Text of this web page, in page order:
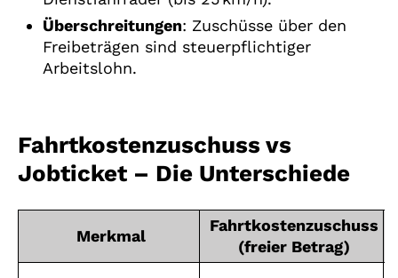
Überschreitungen: Zuschüsse über den
Freibeträgen sind steuerpflichtiger
Arbeitslohn.
Fahrtkostenzuschuss vs
Jobticket – Die Unterschiede
Merkmal
Fahrtkostenzuschuss
(freier Betrag)